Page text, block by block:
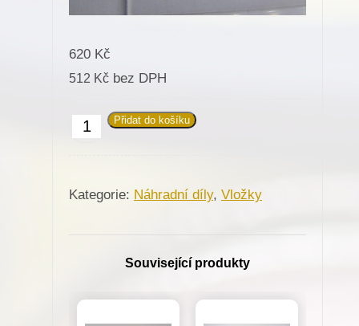
620 Kč
512 Kč bez DPH
647336/0888200150/M115
desky
Přidat do košíku
Kategorie: Náhradní díly, Vložky
Související produkty